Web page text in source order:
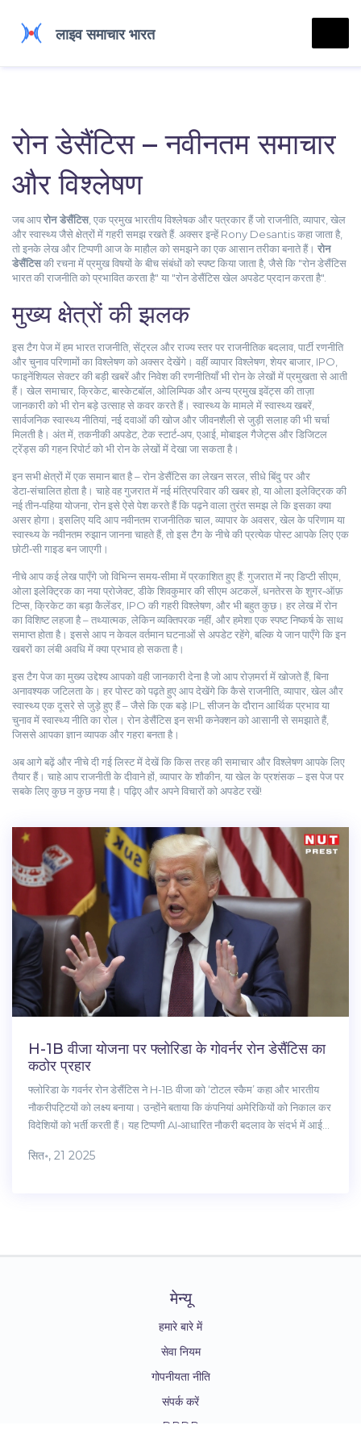
रोन डेसैंटिस – नवीनतम समाचार
और विश्लेषण
जब आपरोन डेसैंटिस, एक प्रमुख भारतीय विश्लेषक और पत्रकार हैं जो राजनीति, व्यापार, खेल
और स्वास्थ्य जैसे क्षेत्रों में गहरी समझ रखते हैं. अक्सर इन्हेंRony Desantisकहा जाता है,
तो इनके लेख और टिप्पणी आज के माहौल को समझने का एक आसान तरीका बनाते हैं। रोन
डेसैंटिसकी रचना में प्रमुख विषयों के बीच संबंधों को स्पष्ट किया जाता है, जैसे कि "रोन डेसैंटिस
भारत की राजनीति को प्रभावित करता है" या "रोन डेसैंटिस खेल अपडेट प्रदान करता है".
मुख्य क्षेत्रों की झलक
इस टैग पेज में हमभारत राजनीति, सेंट्रल और राज्य स्तर पर राजनीतिक बदलाव, पार्टी रणनीति
और चुनाव परिणामों का विश्लेषणको अक्सर देखेंगे। वहींव्यापार विश्लेषण शेयर बाजार, IPO,
फाइनेंशियल सेक्टर की बड़ी खबरें और निवेश की रणनीतियाँभी रोन के लेखों में प्रमुखता से आती
हैं। खेल समाचार क्रिकेट, बास्केटबॉल, ओलिम्पिक और अन्य प्रमुख इवेंट्स की ताज़ा
जानकारीको भी रोन बड़े उत्साह से कवर करते हैं। स्वास्थ्य के मामले मेंस्वास्थ्य खबरें
सार्वजनिक स्वास्थ्य नीतियां, नई दवाओं की खोज और जीवनशैली से जुड़ी सलाहकी भी चर्चा
मिलती है। अंत में, तकनीकी अपडेट, टेक स्टार्ट‑अप, एआई, मोबाइल गैजेट्स और डिजिटल
ट्रेंड्स की गहन रिपोर्टको भी रोन के लेखों में देखा जा सकता है।
इन सभी क्षेत्रों में एक समान बात है – रोन डेसैंटिस का लेखन सरल, सीधे बिंदु पर और
डेटा‑संचालित होता है। चाहे वह गुजरात में नई मंत्रिपरिवार की खबर हो, या ओला इलेक्ट्रिक की
नई तीन‑पहिया योजना, रोन इसे ऐसे पेश करते हैं कि पढ़ने वाला तुरंत समझ ले कि इसका क्या
असर होगा। इसलिए यदि आप नवीनतम राजनीतिक चाल, व्यापार के अवसर, खेल के परिणाम या
स्वास्थ्य के नवीनतम रुझान जानना चाहते हैं, तो इस टैग के नीचे की प्रत्येक पोस्ट आपके लिए एक
छोटी‑सी गाइड बन जाएगी।
नीचे आप कई लेख पाएँगे जो विभिन्न समय‑सीमा में प्रकाशित हुए हैं: गुजरात में नए डिप्टी सीएम,
ओला इलेक्ट्रिक का नया प्रोजेक्ट, डीके शिवकुमार की सीएम अटकलें, धनतेरस के शुगर‑ऑफ़
टिप्स, क्रिकेट का बड़ा कैलेंडर, IPO की गहरी विश्लेषण, और भी बहुत कुछ। हर लेख में रोन
का विशिष्ट लहजा है – तथ्यात्मक, लेकिन व्यक्तिपरक नहीं, और हमेशा एक स्पष्ट निष्कर्ष के साथ
समाप्त होता है। इससे आप न केवल वर्तमान घटनाओं से अपडेट रहेंगे, बल्कि ये जान पाएँगे कि इन
खबरों का लंबी अवधि में क्या प्रभाव हो सकता है।
इस टैग पेज का मुख्य उद्देश्य आपको वही जानकारी देना है जो आप रोज़मर्रा में खोजते हैं, बिना
अनावश्यक जटिलता के। हर पोस्ट को पढ़ते हुए आप देखेंगे कि कैसे राजनीति, व्यापार, खेल और
स्वास्थ्य एक दूसरे से जुड़े हुए हैं – जैसे कि एक बड़े IPL सीजन के दौरान आर्थिक प्रभाव या
चुनाव में स्वास्थ्य नीति का रोल। रोन डेसैंटिस इन सभी कनेक्शन को आसानी से समझाते हैं,
जिससे आपका ज्ञान व्यापक और गहरा बनता है।
अब आगे बढ़ें और नीचे दी गई लिस्ट में देखें कि किस तरह की समाचार और विश्लेषण आपके लिए
तैयार हैं। चाहे आप राजनीती के दीवाने हों, व्यापार के शौकीन, या खेल के प्रशंसक – इस पेज पर
सबके लिए कुछ न कुछ नया है। पढ़िए और अपने विचारों को अपडेट रखें!
H-1B वीजा योजना पर फ्लोरिडा के गोवर्नर रोन डेसैंटिस का
कठोर प्रहार
फ्लोरिडा के गवर्नर रोन डेसैंटिस ने H-1B वीजा को ‘टोटल स्कैम’ कहा और भारतीय
नौकरीपट्टियों को लक्ष्य बनाया। उन्होंने बताया कि कंपनियां अमेरिकियों को निकाल कर
विदेशियों को भर्ती करती हैं। यह टिप्पणी AI‑आधारित नौकरी बदलाव के संदर्भ में आई
योजना के भविष्य को लेकर चर्चा तेज हो रही है।
सित॰, 21 2025
मेन्यू
हमारे बारे में
सेवा नियम
गोपनीयता नीति
संपर्क करें
DPDP